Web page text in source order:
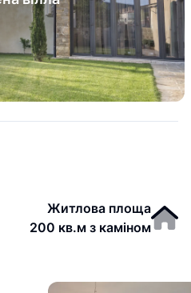
Житлова площа
200 кв.м з каміном